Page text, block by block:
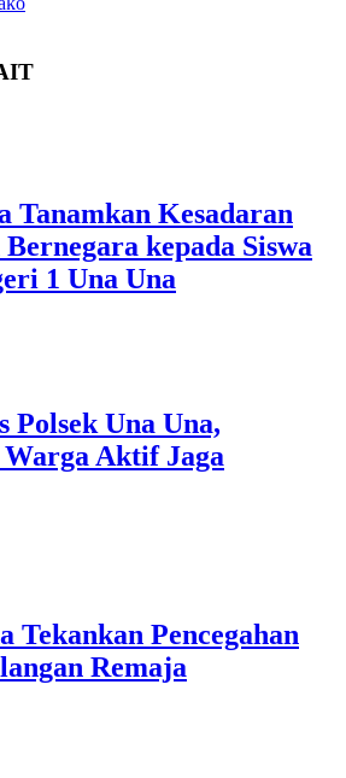
Tanamkan Kesadaran
kepada Siswa
1 Una Una
Una Una,
Aktif Jaga
Tekankan Pencegahan
Remaja